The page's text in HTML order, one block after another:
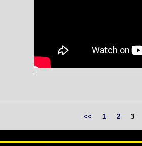
<< 1 2